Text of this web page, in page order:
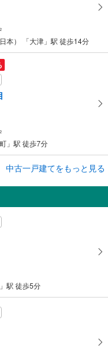
2
本） 「大津」駅 徒歩14分
2
」駅 徒歩7分
本） 「膳所」駅 徒歩9分
中古一戸建てをもっと見る
駅 徒歩5分